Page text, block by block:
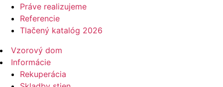
Práve realizujeme
Referencie
Tlačený katalóg 2026
Vzorový dom
Informácie
Rekuperácia